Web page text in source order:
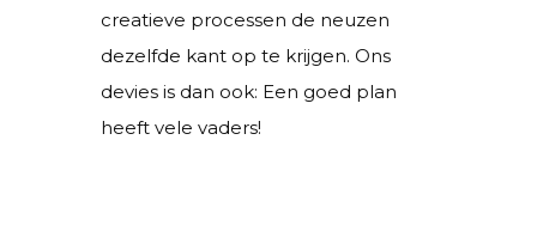
creatieve processen de neuzen
dezelfde kant op te krijgen. Ons
devies is dan ook: Een goed plan
heeft vele vaders!